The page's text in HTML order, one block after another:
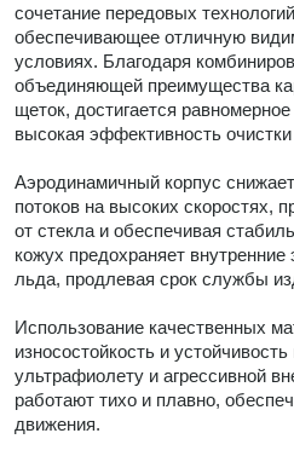
сочетание передовых
обеспечивающее отличную
условиях. Благодаря
объединяющей преимущества
щеток, достигается
высокая эффективность
Аэродинамичный корпус
потоков на высоких скоростях,
от стекла и обеспечивая
кожух предохраняет внутренние
льда, продлевая срок службы
Использование качественных
износостойкость и
ультрафиолету и агрессивной
работают тихо и плавно,
движения.